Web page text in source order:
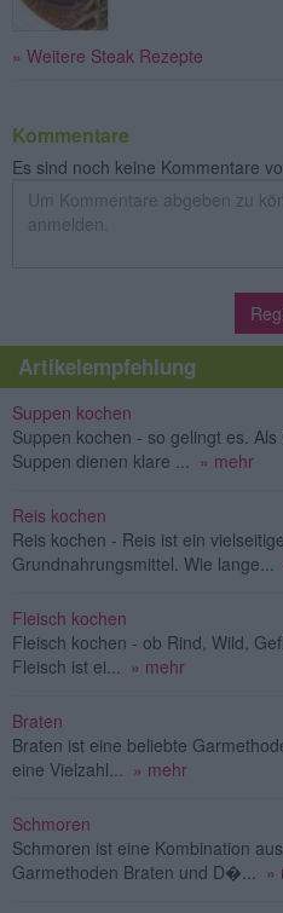
» Weitere Steak Rezepte
Kommentare
Es sind noch keine Kommentare
Artikelempfehlung
Suppen kochen
Suppen kochen - so gelingt es.
Suppen dienen klare ... » mehr
Reis kochen
Reis kochen - Reis ist ein
Grundnahrungsmittel. Wie lange...
Fleisch kochen
Fleisch kochen - ob Rind, Wild,
Fleisch ist ei... » mehr
Braten
Braten ist eine beliebte
eine Vielzahl... » mehr
Schmoren
Schmoren ist eine Kombination
Garmethoden Braten und D�... »